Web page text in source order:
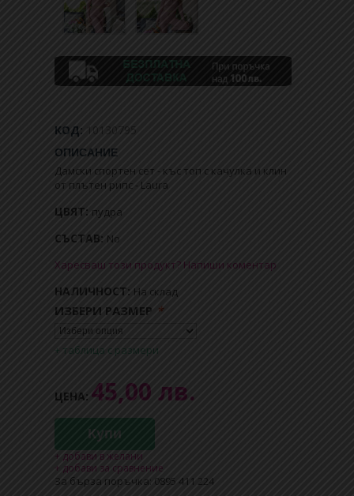
КОД: 10130795
ОПИСАНИЕ
Дамски спортен сет - къс топ с качулка и клин
от плътен рипс - Laura
ЦВЯТ: пудра
СЪСТАВ: No
Харесваш този продукт? Напиши коментар
НАЛИЧНОСТ: На склад
*
ИЗБЕРИ РАЗМЕР
+ таблица с размери
ЦЕНА: 45,00 лв.
Купи
+ добави в желани
+ добави за сравнение
За бърза поръчка: 0895 411 224